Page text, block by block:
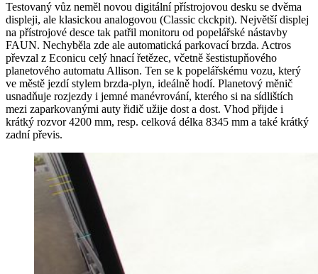
Testovaný vůz neměl novou digitální přístrojovou desku se dvěma
displeji, ale klasickou analogovou (Classic ckckpit). Největší displej
na přístrojové desce tak patřil monitoru od popelářské nástavby
FAUN. Nechyběla zde ale automatická parkovací brzda. Actros
převzal z Econicu celý hnací řetězec, včetně šestistupňového
planetového automatu Allison. Ten se k popelářskému vozu, který
ve městě jezdí stylem brzda-plyn, ideálně hodí. Planetový měnič
usnadňuje rozjezdy i jemné manévrování, kterého si na sídlištích
mezi zaparkovanými auty řidič užije dost a dost. Vhod přijde i
krátký rozvor 4200 mm, resp. celková délka 8345 mm a také krátký
zadní převis.